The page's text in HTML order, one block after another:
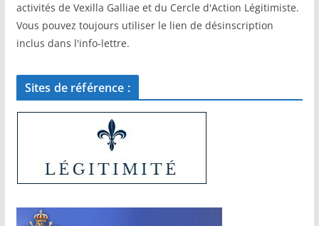
activités de Vexilla Galliae et du Cercle d'Action Légitimiste.
Vous pouvez toujours utiliser le lien de désinscription
inclus dans l'info-lettre.
Sites de référence :